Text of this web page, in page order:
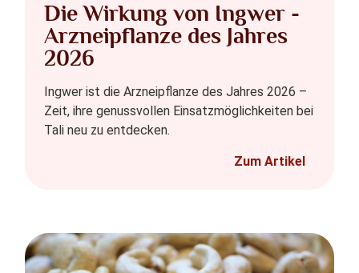
Die Wirkung von Ingwer -
Arzneipflanze des Jahres
2026
Ingwer ist die Arzneipflanze des Jahres 2026 –
Zeit, ihre genussvollen Einsatzmöglichkeiten bei
Tali neu zu entdecken.
Zum Artikel